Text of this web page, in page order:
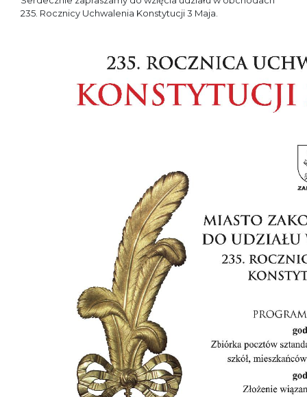
235. Rocznicy Uchwalenia Konstytucji 3 Maja.